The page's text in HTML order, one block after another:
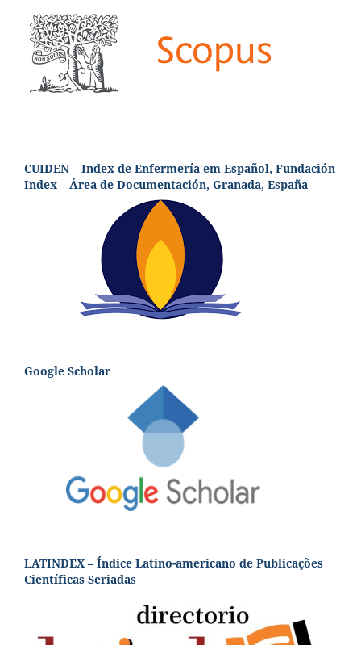
CUIDEN – Index de Enfermería em Español, Fundación
Index – Área de Documentación, Granada, España
Google Scholar
LATINDEX – Índice Latino-americano de Publicações
Científicas Seriadas